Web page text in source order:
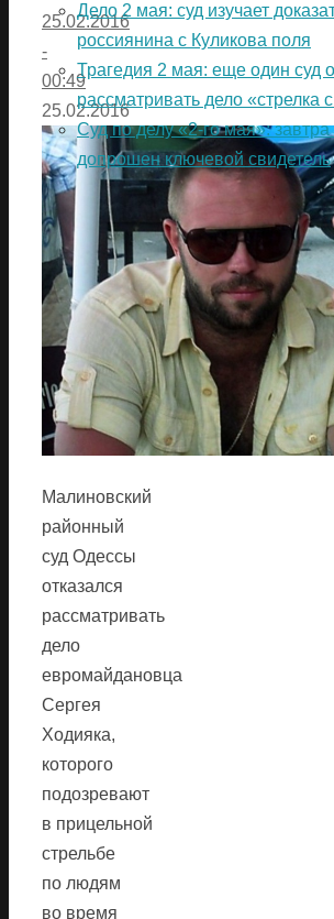
25.02.2016
-
00:49
25.02.2016
Малиновский
районный
суд Одессы
отказался
рассматривать
дело
евромайдановца
Сергея
Ходияка,
которого
подозревают
в прицельной
стрельбе
по людям
во время
Дело 2 мая: суд изучает
россиянина с Куликова поля
Трагедия 2 мая: еще один суд
рассматривать дело «стрелка
Суд по делу «2-го мая»: завтра
допрошен ключевой свидетель